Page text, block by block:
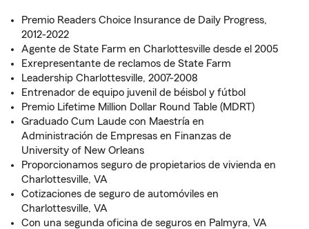
Premio Readers Choice Insurance de Daily Progress,
2012-2022
Agente de State Farm en Charlottesville desde el 2005
Exrepresentante de reclamos de State Farm
Leadership Charlottesville, 2007-2008
Entrenador de equipo juvenil de béisbol y fútbol
Premio Lifetime Million Dollar Round Table (MDRT)
Graduado Cum Laude con Maestría en
Administración de Empresas en Finanzas de
University of New Orleans
Proporcionamos seguro de propietarios de vivienda en
Charlottesville, VA
Cotizaciones de seguro de automóviles en
Charlottesville, VA
Con una segunda oficina de seguros en Palmyra, VA